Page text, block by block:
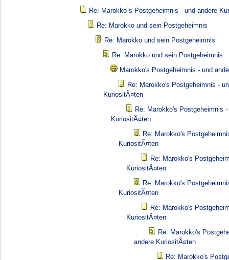
Re: Marokko`s Postgeheimnis - und andere
Re: Marokko und sein Postgeheimnis
Re: Marokko und sein Postgeheimnis
Re: Marokko und sein Postgeheimnis
Marokko's Postgeheimnis - und
Re: Marokko's Postgeheimnis -
KuriositÃ¤ten
Re: Marokko's Postgeheimnis -
KuriositÃ¤ten
Re: Marokko's
KuriositÃ¤ten
Re: Marokko's
KuriositÃ¤ten
Re: Marokko's
KuriositÃ¤ten
Re: Marokko's
KuriositÃ¤ten
Re: Marokko's
andere KuriositÃ¤ten
Re: Marokko's